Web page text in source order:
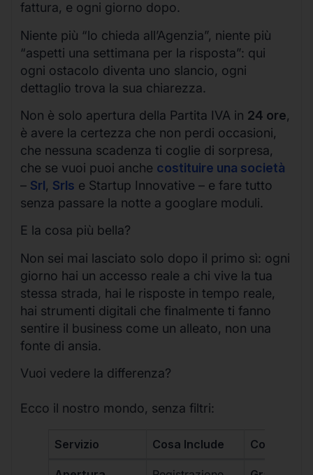
fattura, e ogni giorno dopo.
Niente più “lo chieda all’Agenzia”, niente più
“aspetti una settimana per la risposta”: qui
ogni ostacolo diventa uno slancio, ogni
dettaglio trova la sua chiarezza.
Non è solo apertura della Partita IVA in 24 ore,
è avere la certezza che non perdi occasioni,
che nessuna scadenza ti coglie di sorpresa,
che se vuoi puoi anche costituire una società
– Srl, Srls e Startup Innovative – e fare tutto
senza passare la notte a googlare moduli.
E la cosa più bella?
Non sei mai lasciato solo dopo il primo sì: ogni
giorno hai un accesso reale a chi vive la tua
stessa strada, hai le risposte in tempo reale,
hai strumenti digitali che finalmente ti fanno
sentire il business come un alleato, non una
fonte di ansia.
Vuoi vedere la differenza?
Ecco il nostro mondo, senza filtri:
Servizio Cosa Include Costo